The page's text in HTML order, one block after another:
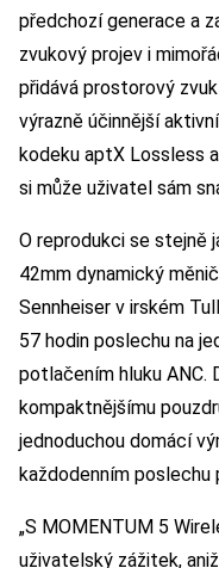
předchozí generace a
zvukový projev i
přidává prostorový
výrazně účinnější
kodeku aptX Lossless
si může uživatel sám
O reprodukci se stejně
42mm dynamický
Sennheiser v irském
57 hodin poslechu na
potlačením hluku ANC.
kompaktnějšímu
jednoduchou domácí
každodenním poslechu
„S MOMENTUM 5
uživatelský zážitek,